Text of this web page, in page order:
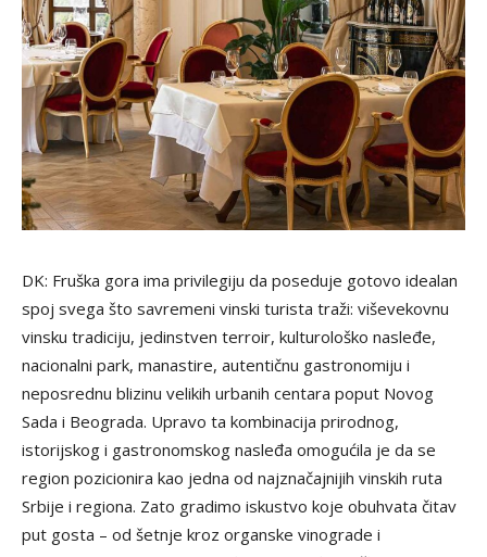
DK: Fruška gora ima privilegiju da poseduje gotovo idealan
spoj svega što savremeni vinski turista traži: viševekovnu
vinsku tradiciju, jedinstven terroir, kulturološko nasleđe,
nacionalni park, manastire, autentičnu gastronomiju i
neposrednu blizinu velikih urbanih centara poput Novog
Sada i Beograda. Upravo ta kombinacija prirodnog,
istorijskog i gastronomskog nasleđa omogućila je da se
region pozicionira kao jedna od najznačajnijih vinskih ruta
Srbije i regiona. Zato gradimo iskustvo koje obuhvata čitav
put gosta – od šetnje kroz organske vinograde i